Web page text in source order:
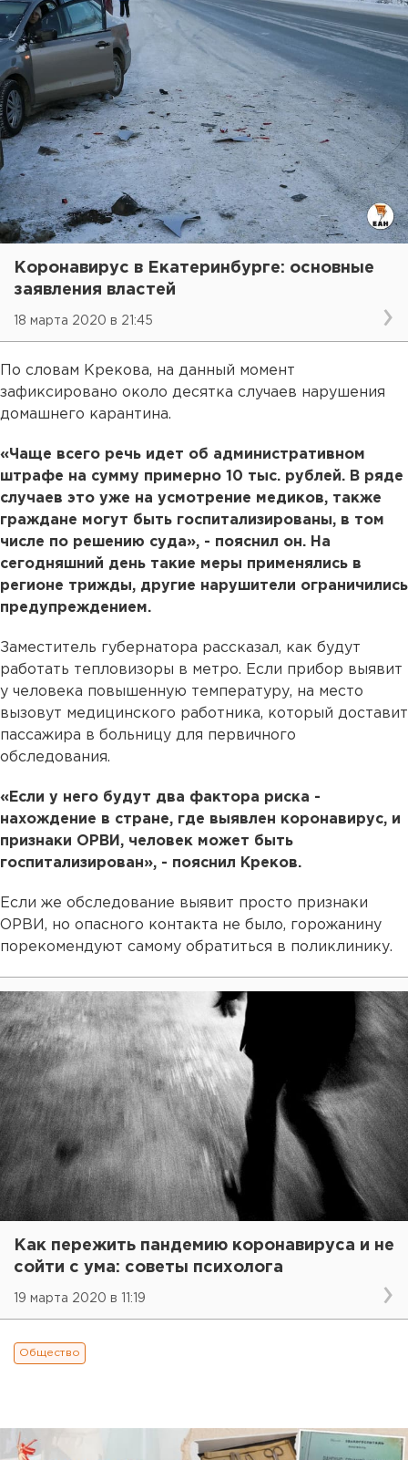
Коронавирус в Екатеринбурге: основные
заявления властей
18 марта 2020 в 21:45
По словам Крекова, на данный момент
зафиксировано около десятка случаев нарушения
домашнего карантина.
«Чаще всего речь идет об административном
штрафе на сумму примерно 10 тыс. рублей. В ряде
случаев это уже на усмотрение медиков, также
граждане могут быть госпитализированы, в том
числе по решению суда», - пояснил он. На
сегодняшний день такие меры применялись в
регионе трижды, другие нарушители ограничились
предупреждением.
Заместитель губернатора рассказал, как будут
работать тепловизоры в метро. Если прибор выявит
у человека повышенную температуру, на место
вызовут медицинского работника, который доставит
пассажира в больницу для первичного
обследования.
«Если у него будут два фактора риска -
нахождение в стране, где выявлен коронавирус, и
признаки ОРВИ, человек может быть
госпитализирован», - пояснил Креков.
Если же обследование выявит просто признаки
ОРВИ, но опасного контакта не было, горожанину
порекомендуют самому обратиться в поликлинику.
Как пережить пандемию коронавируса и не
сойти с ума: советы психолога
19 марта 2020 в 11:19
Общество